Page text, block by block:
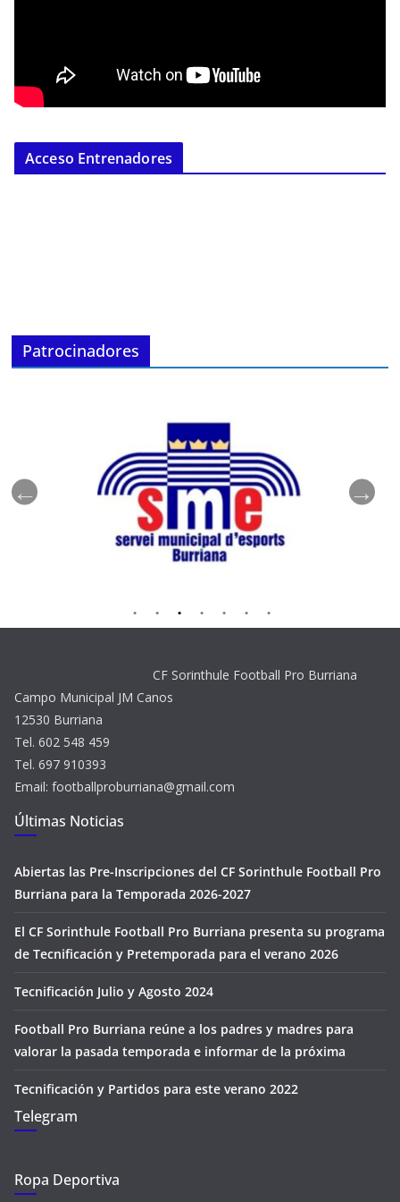
Acceso Entrenadores
Patrocinadores
CF Sorinthule Football Pro Burriana
Campo Municipal JM Canos
12530 Burriana
Tel. 602 548 459
Tel. 697 910393
Email: footballproburriana@gmail.com
Últimas Noticias
Abiertas las Pre-Inscripciones del CF Sorinthule Football Pro
Burriana para la Temporada 2026-2027
El CF Sorinthule Football Pro Burriana presenta su programa
de Tecnificación y Pretemporada para el verano 2026
Tecnificación Julio y Agosto 2024
Football Pro Burriana reúne a los padres y madres para
valorar la pasada temporada e informar de la próxima
Tecnificación y Partidos para este verano 2022
Telegram
Ropa Deportiva